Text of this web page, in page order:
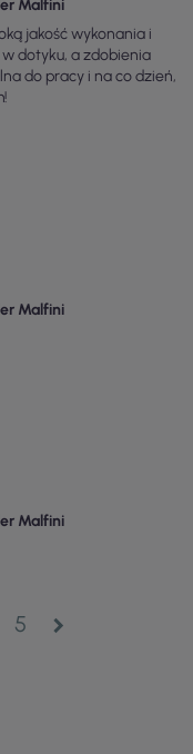
Malfini
jakość wykonania i
dotyku, a zdobienia
do pracy i na co dzień,
Malfini
Malfini
5 chevron_right